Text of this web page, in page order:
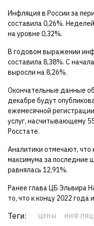
Инфляция в России за
составила 0,26%.
на уровне 0,32%.
В годовом выражении
составила 8,38%. С
выросли на 8,26%.
Окончательные данные
декабре будут
ежемесячной
услуг, насчитывающему
Росстате.
Аналитики отмечают,
максимума за последние
равнялась 12,91%.
Ранее глава ЦБ Эльвира
то, что к концу 2022
Теги: ЦЕНЫ